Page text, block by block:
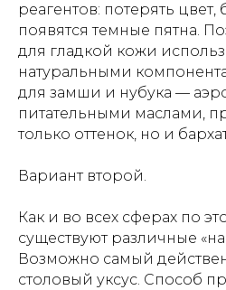
реагентов: потерять цвет,
появятся темные пятна.
для гладкой кожи
натуральными
для замши и нубука —
питательными маслами,
только оттенок, но и
Вариант второй.
Как и во всех сферах по
существуют различные
Возможно самый
столовый уксус. Способ